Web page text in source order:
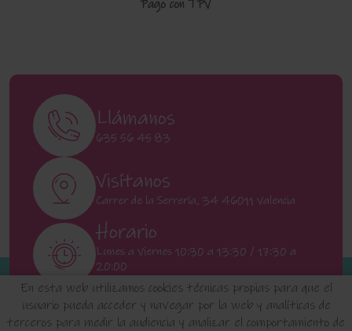
Pago con TPV
En esta web utilizamos cookies técnicas propias para que el
usuario pueda acceder y navegar por la web y analíticas de
terceros para medir la audiencia y analizar el comportamiento de
Llámanos
635 56 45 83
Visítanos
Carrer de la Serrería, 34 46011 Valencia
Horario
Lunes a Viernes 10:30 a 13:30 / 17:30 a
20:00
Sábados 11:00 a 13:00